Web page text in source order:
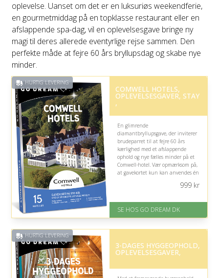
oplevelse. Uanset om det er en luksuriøs weekendferie,
en gourmetmiddag på en topklasse restaurant eller en
afslappende spa-dag, vil en oplevelsesgave bringe ny
magi til deres allerede eventyrlige rejse sammen. Den
perfekte måde at fejre 60 års bryllupsdag og skabe nye
minder.
HURTIG LEVERING
COMWELL HOTELS,
OPLEVELSESGAVER, STAY
,
En glimrende
diamantbryllupsgave, der inviterer
brudeparret til at fejre 60 års
kærlighed med et afslappende
ophold og nye fælles minder på et
Comwell-hotel. Vær opmærksom på,
at gavekortet kun kan anvendes én
På lager
Levering: E-gavekort kan leveres
999kr
SE HOS GO DREAM DK
HURTIG LEVERING
3-DAGES HYGGEOPHOLD,
OPLEVELSESGAVER,